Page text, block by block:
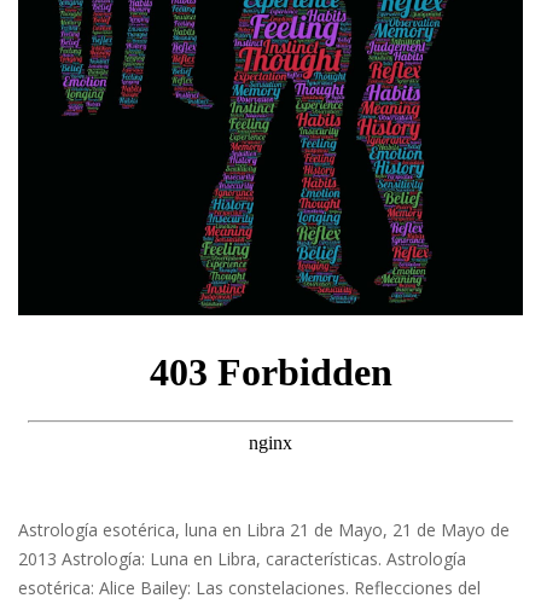
Astrología esotérica, luna en Libra 21 de Mayo, 21 de Mayo de
2013 Astrología: Luna en Libra, características. Astrología
esotérica: Alice Bailey: Las constelaciones. Reflecciones del